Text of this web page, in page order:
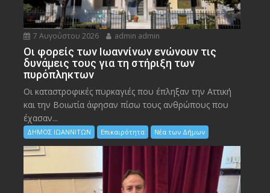
7 Αυγούστου 2026 admin admin
Οι φορείς των Ιωαννίνων ενώνουν τις
δυνάμεις τους για τη στήριξη των
πυρόπληκτων
Οι καταστροφικές πυρκαγιές που έπληξαν την Αττική
και την Bοιωτία άφησαν πίσω τους ανθρώπους που
έχασαν...
ΔΗΜΟΣ ΙΩΑΝΝΙΤΩΝ Επικαιρότητα Νέα των Δήμων